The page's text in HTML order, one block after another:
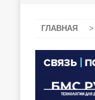
ГЛАВНАЯ >